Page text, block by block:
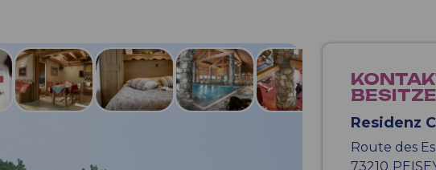
Residenz
Route des
73210